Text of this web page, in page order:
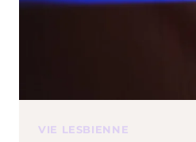
VIE LESBIENNE